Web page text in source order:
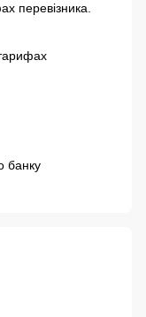
перевізника.
банку